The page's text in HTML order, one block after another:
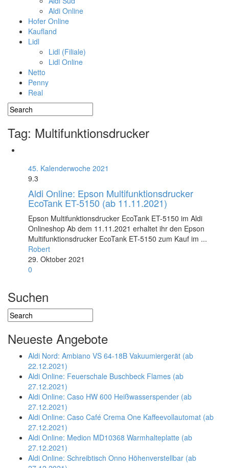
Aldi Online
Hofer Online
Kaufland
Lidl
Lidl (Filiale)
Lidl Online
Netto
Penny
Real
Tag: Multifunktionsdrucker
45. Kalenderwoche 2021
9.3
Aldi Online: Epson Multifunktionsdrucker
EcoTank ET-5150 (ab 11.11.2021)
Epson Multifunktionsdrucker EcoTank ET-5150 im Aldi
Onlineshop Ab dem 11.11.2021 erhaltet ihr den Epson
Multifunktionsdrucker EcoTank ET-5150 zum Kauf im ...
Robert
29. Oktober 2021
0
Suchen
Neueste Angebote
Aldi Nord: Ambiano VS 64-18B Vakuumiergerät (ab
22.12.2021)
Aldi Online: Feuerschale Buschbeck Flames (ab
27.12.2021)
Aldi Online: Caso HW 600 Heißwasserspender (ab
27.12.2021)
Aldi Online: Caso Café Crema One Kaffeevollautomat (ab
27.12.2021)
Aldi Online: Medion MD10368 Warmhalteplatte (ab
27.12.2021)
Aldi Online: Schreibtisch Onno Höhenverstellbar (ab